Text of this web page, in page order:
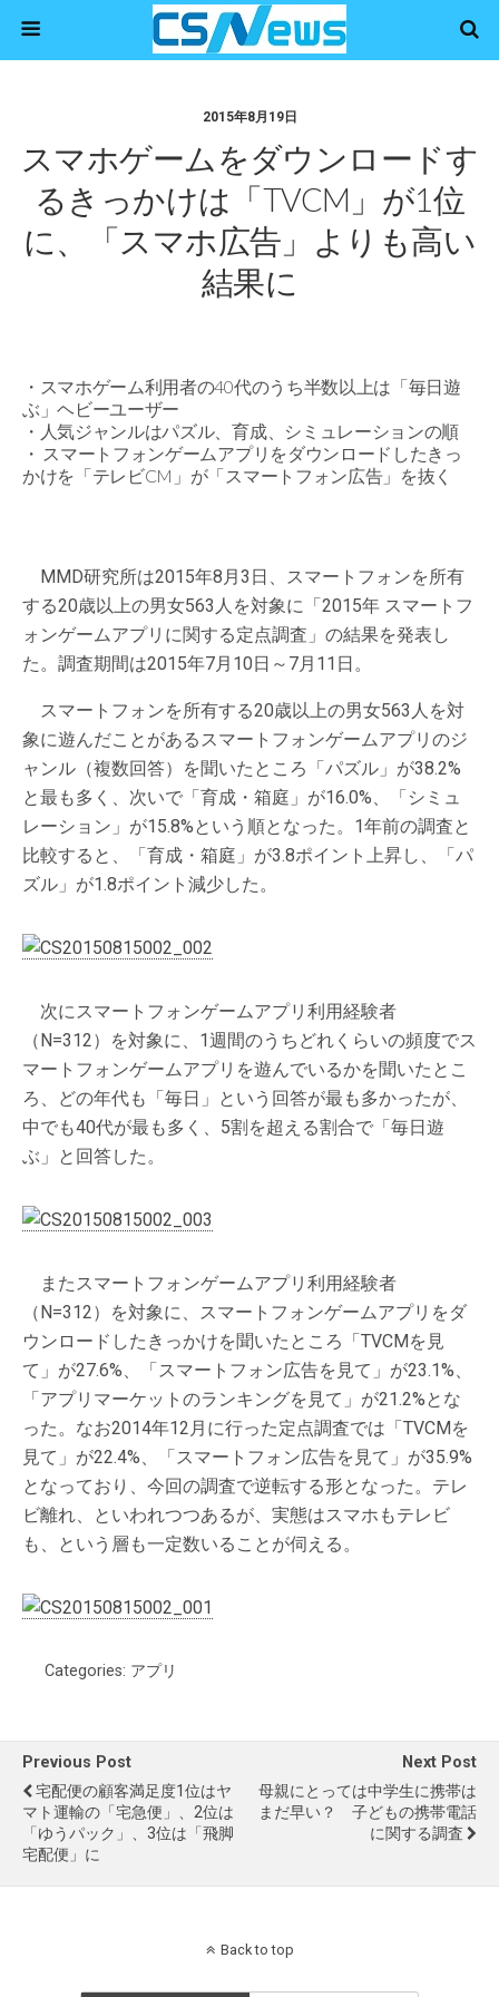
2015年8月19日
スマホゲームをダウンロードす
るきっかけは「TVCM」が1位
に、「スマホ広告」よりも高い
結果に
・スマホゲーム利用者の40代のうち半数以上は「毎日遊
ぶ」ヘビーユーザー
・人気ジャンルはパズル、育成、シミュレーションの順
・ スマートフォンゲームアプリをダウンロードしたきっ
かけを「テレビCM」が「スマートフォン広告」を抜く
MMD研究所は2015年8月3日、スマートフォンを所有
する20歳以上の男女563人を対象に「2015年 スマートフ
ォンゲームアプリに関する定点調査」の結果を発表し
た。調査期間は2015年7月10日～7月11日。
スマートフォンを所有する20歳以上の男女563人を対
象に遊んだことがあるスマートフォンゲームアプリのジ
ャンル（複数回答）を聞いたところ「パズル」が38.2%
と最も多く、次いで「育成・箱庭」が16.0%、「シミュ
レーション」が15.8%という順となった。1年前の調査と
比較すると、「育成・箱庭」が3.8ポイント上昇し、「パ
ズル」が1.8ポイント減少した。
次にスマートフォンゲームアプリ利用経験者
（N=312）を対象に、1週間のうちどれくらいの頻度でス
マートフォンゲームアプリを遊んでいるかを聞いたとこ
ろ、どの年代も「毎日」という回答が最も多かったが、
中でも40代が最も多く、5割を超える割合で「毎日遊
ぶ」と回答した。
またスマートフォンゲームアプリ利用経験者
（N=312）を対象に、スマートフォンゲームアプリをダ
ウンロードしたきっかけを聞いたところ「TVCMを見
て」が27.6%、「スマートフォン広告を見て」が23.1%、
「アプリマーケットのランキングを見て」が21.2%とな
った。なお2014年12月に行った定点調査では「TVCMを
見て」が22.4%、「スマートフォン広告を見て」が35.9%
となっており、今回の調査で逆転する形となった。テレ
ビ離れ、といわれつつあるが、実態はスマホもテレビ
も、という層も一定数いることが伺える。
Categories: アプリ
Previous Post
宅配便の顧客満足度1位はヤ
マト運輸の「宅急便」、2位は
「ゆうパック」、3位は「飛脚
宅配便」に
Next Post
母親にとっては中学生に携帯は
まだ早い？ 子どもの携帯電話
に関する調査
Back to top